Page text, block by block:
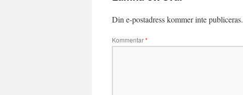
Din e-postadress kommer inte publiceras.
Kommentar*